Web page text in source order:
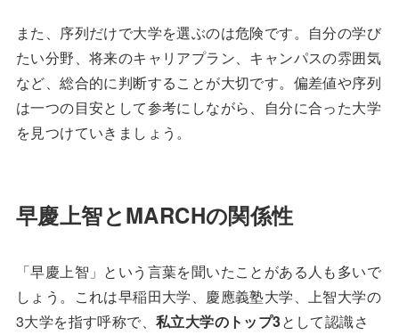
また、序列だけで大学を選ぶのは危険です。自分の学び
たい分野、将来のキャリアプラン、キャンパスの雰囲気
など、総合的に判断することが大切です。偏差値や序列
は一つの目安として参考にしながら、自分に合った大学
を見つけていきましょう。
早慶上智とMARCHの関係性
「早慶上智」という言葉を聞いたことがある人も多いで
しょう。これは早稲田大学、慶應義塾大学、上智大学の
3大学を指す呼称で、 私立大学のトップ3として認識さ